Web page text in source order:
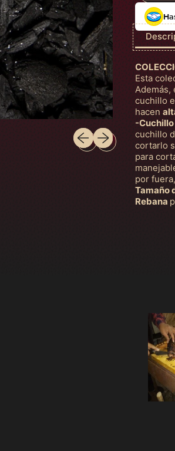
Slide anterior
Próximo slide
Esta
Además,
cuchillo
hacen
-
cuchillo
cortarlo
para
por
Tamaño
Rebana